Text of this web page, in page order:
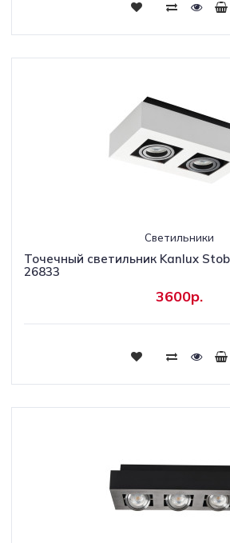
Светильники
Точечный светильник Kanlux
26833
3600р.